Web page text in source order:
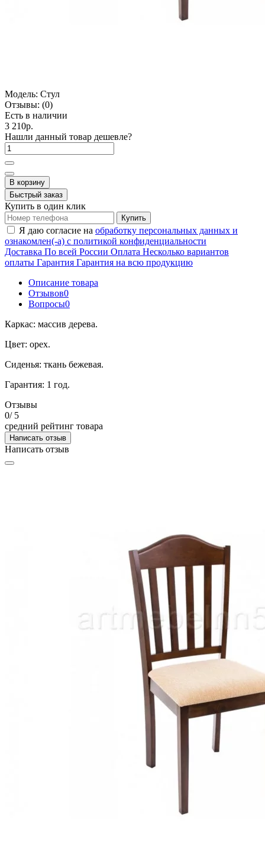
Модель: Стул
Отзывы: (0)
Есть в наличии
3 210р.
Нашли данный товар дешевле?
В корзину
Быстрый заказ
Купить в один клик
Купить
Я даю согласие на обработку персональных данных и
ознакомлен(-а) с политикой конфиденциальности
Доставка По всей России Оплата Несколько вариантов
оплаты Гарантия Гарантия на всю продукцию
Описание товара
Отзывов0
Вопросы0
Каркас: массив дерева.
Цвет: орех.
Сиденья: ткань бежевая.
Гарантия: 1 год.
Отзывы
0/ 5
средний рейтинг товара
Написать отзыв
Написать отзыв